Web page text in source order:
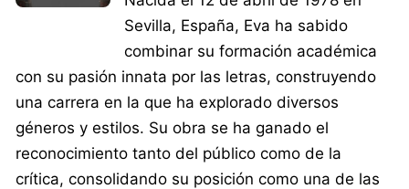
Sevilla, España, Eva ha sabido
combinar su formación académica
con su pasión innata por las letras, construyendo
una carrera en la que ha explorado diversos
géneros y estilos. Su obra se ha ganado el
reconocimiento tanto del público como de la
crítica, consolidando su posición como una de las